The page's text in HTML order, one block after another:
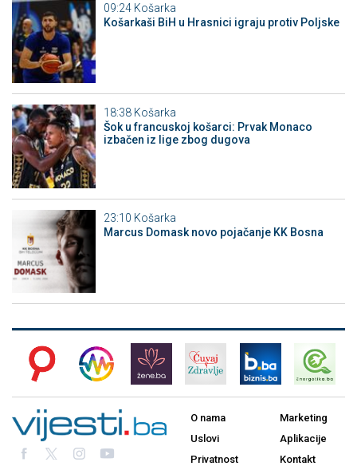
09:24 Košarka
Košarkaši BiH u Hrasnici igraju protiv Poljske
18:38 Košarka
Šok u francuskoj košarci: Prvak Monaco
izbačen iz lige zbog dugova
23:10 Košarka
Marcus Domask novo pojačanje KK Bosna
O nama
Uslovi
Privatnost
Marketing
Aplikacije
Kontakt